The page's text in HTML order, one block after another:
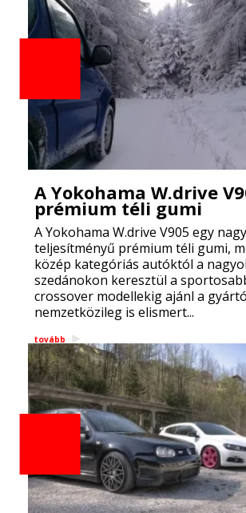
A Yokohama W.drive
prémium téli gumi
A Yokohama W.drive V905 egy nagy
teljesítményű prémium téli gumi,
közép kategóriás autóktól a
szedánokon keresztül a
crossover modellekig ajánl a
nemzetközileg is elismert...
tovább